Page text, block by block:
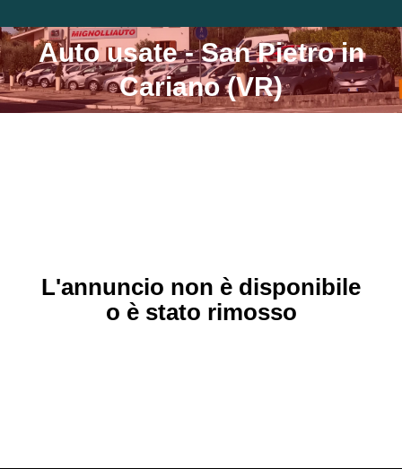
Auto usate - San Pietro in
Cariano (VR)
Tu sei qui:
L'annuncio non è disponibile
o è stato rimosso